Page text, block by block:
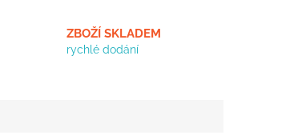
ZBOŽÍ SKLADEM
rychlé dodání